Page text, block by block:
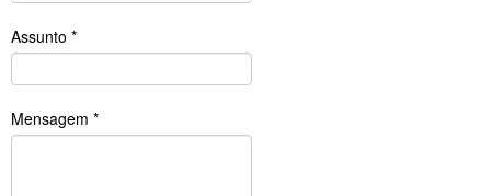
Assunto *
Mensagem *